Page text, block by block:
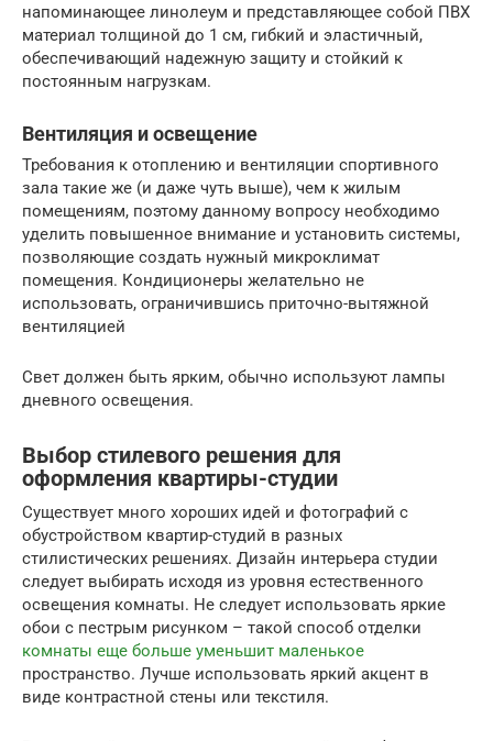
напоминающее линолеум и представляющее собой ПВХ
материал толщиной до 1 см, гибкий и эластичный,
обеспечивающий надежную защиту и стойкий к
постоянным нагрузкам.
Вентиляция и освещение
Требования к отоплению и вентиляции спортивного
зала такие же (и даже чуть выше), чем к жилым
помещениям, поэтому данному вопросу необходимо
уделить повышенное внимание и установить системы,
позволяющие создать нужный микроклимат
помещения. Кондиционеры желательно не
использовать, ограничившись приточно-вытяжной
вентиляцией
Свет должен быть ярким, обычно используют лампы
дневного освещения.
Выбор стилевого решения для
оформления квартиры-студии
Существует много хороших идей и фотографий с
обустройством квартир-студий в разных
стилистических решениях. Дизайн интерьера студии
следует выбирать исходя из уровня естественного
освещения комнаты. Не следует использовать яркие
обои с пестрым рисунком – такой способ отделки
комнаты еще больше уменьшит маленькое
пространство. Лучше использовать яркий акцент в
виде контрастной стены или текстиля.